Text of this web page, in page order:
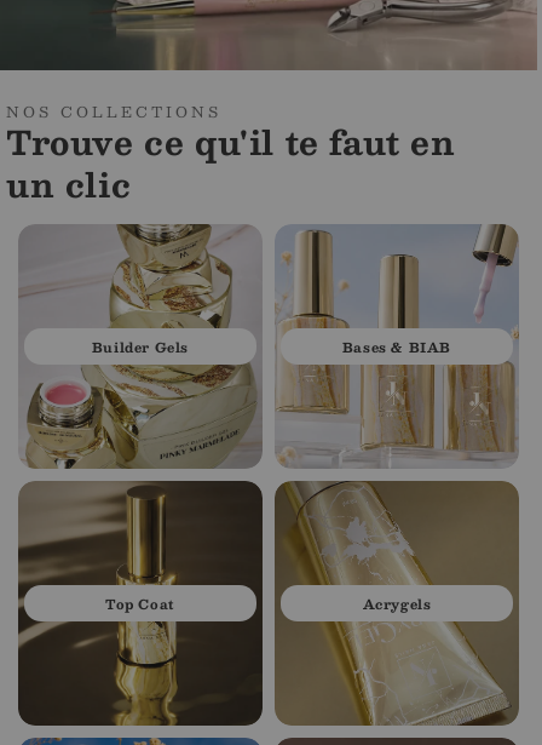
NOS COLLECTIONS
Trouve ce qu'il te faut en
un clic
Builder Gels Bases & BIAB
Top Coat Acrygels